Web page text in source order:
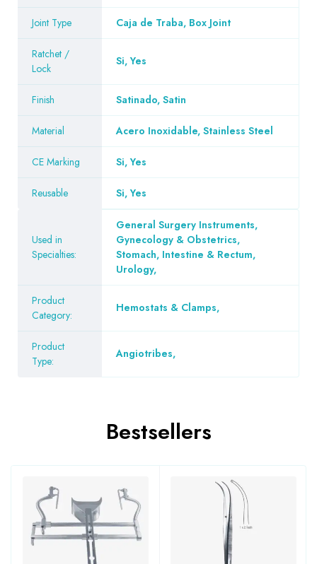
Joint Type Caja de Traba, Box Joint
Ratchet /
Lock
Si, Yes
Finish Satinado, Satin
Material Acero Inoxidable, Stainless Steel
CE Marking Si, Yes
Reusable Si, Yes
Used in
Specialties:
General Surgery Instruments,
Gynecology & Obstetrics,
Stomach, Intestine & Rectum,
Urology,
Product
Category:
Hemostats & Clamps,
Product
Type:
Angiotribes,
Bestsellers